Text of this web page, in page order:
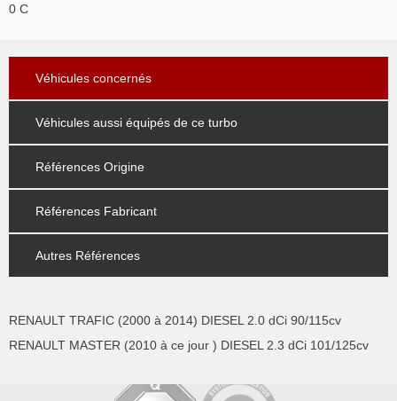
0 C
Véhicules concernés
Véhicules aussi équipés de ce turbo
Références Origine
Références Fabricant
Autres Références
RENAULT TRAFIC (2000 à 2014) DIESEL 2.0 dCi 90/115cv
RENAULT MASTER (2010 à ce jour ) DIESEL 2.3 dCi 101/125cv